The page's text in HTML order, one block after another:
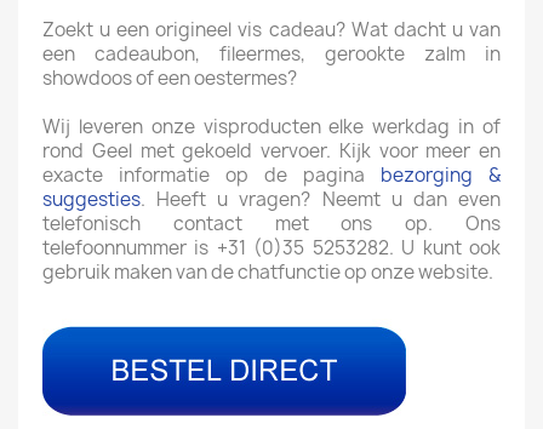
Zoekt u een origineel vis cadeau? Wat dacht u van
een cadeaubon, fileermes, gerookte zalm in
showdoos of een oestermes?
Wij leveren onze visproducten elke werkdag in of
rond Geel met gekoeld vervoer. Kijk voor meer en
exacte informatie op de pagina bezorging &
suggesties. Heeft u vragen? Neemt u dan even
telefonisch contact met ons op. Ons
telefoonnummer is +31 (0)35 5253282. U kunt ook
gebruik maken van de chatfunctie op onze website.